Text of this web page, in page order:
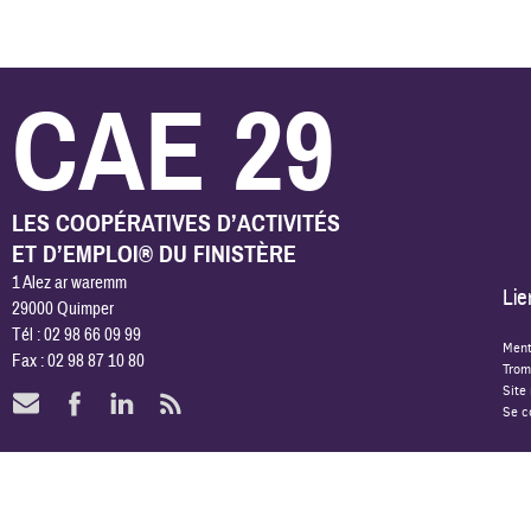
CAE 29
LES COOPÉRATIVES D’ACTIVITÉS
ET D’EMPLOI® DU FINISTÈRE
1 Alez ar waremm
29000 Quimper
Tél : 02 98 66 09 99
Fax : 02 98 87 10 80
Site
Se